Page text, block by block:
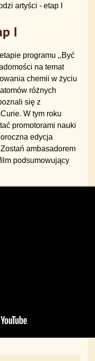
artyści - etap I
I
programu ,,Być
na temat
chemii w życiu
różnych
się z
W tym roku
promotorami nauki
edycja
ambasadorem
podsumowujący